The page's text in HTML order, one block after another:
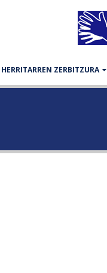
HERRITARREN ZERBITZURA